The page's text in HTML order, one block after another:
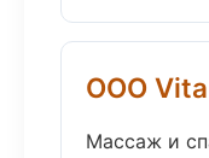
ООО Vita
Массаж и